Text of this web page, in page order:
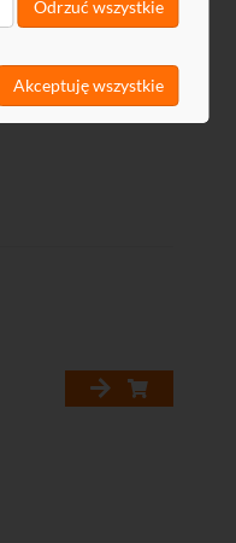
Odrzuć wszystkie
Akceptuję wszystkie